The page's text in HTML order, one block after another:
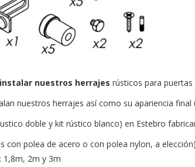
nuestros herrajes rústicos para
nuestros herrajes así como su apariencia final
doble y kit rústico blanco) en Estebro
con polea de acero o con polea nylon, a elección)
1,8m, 2m y 3m